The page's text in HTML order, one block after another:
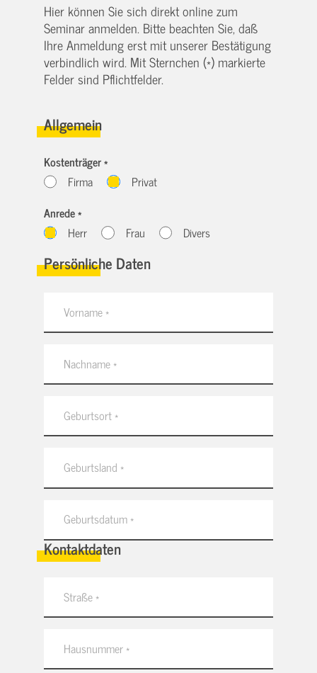
Hier können Sie sich direkt online zum
Seminar anmelden. Bitte beachten Sie, daß
Ihre Anmeldung erst mit unserer Bestätigung
verbindlich wird. Mit Sternchen (*) markierte
Felder sind Pflichtfelder.
Allgemein
Kostenträger *
Firma
Privat
Anrede *
Herr
Frau Divers
Persönliche Daten
Kontaktdaten